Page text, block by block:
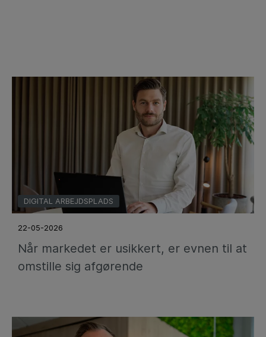
DIGITAL ARBEJDSPLADS
22-05-2026
Når markedet er usikkert, er evnen til at
omstille sig afgørende